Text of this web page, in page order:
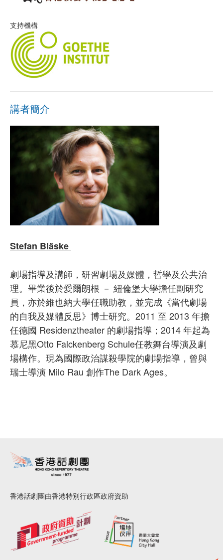
支持機構
講者簡介
Stefan Bläske
劇場指導及講師，研習劇場及媒體，哲學及公共治
理。畢業後於愛爾朗根 － 紐倫堡大學擔任副研究
員，亦於維也納大學任職助教，並完成《當代劇場
的自我及媒體反思》博士研究。2011 至 2013 年擔
任德國 Residenztheater 的劇場指導；2014 年起為
慕尼黑Otto Falckenberg Schule任教舞台導演及劇
場構作。現為國際政治謀殺學院的劇場指導，曾與
瑞士導演 Milo Rau 創作The Dark Ages。
香港話劇團由香港特別行政區政府資助